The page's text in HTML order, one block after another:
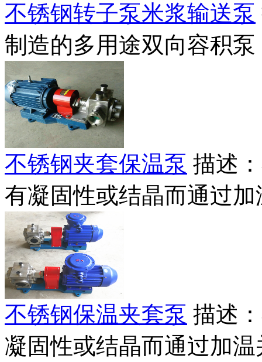
不锈钢转子泵米浆输送泵
制造的多用途双向容积
不锈钢夹套保温泵 描述
有凝固性或结晶而通过加
不锈钢保温夹套泵 描述
凝固性或结晶而通过加温